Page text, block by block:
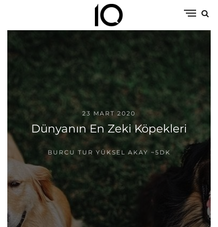
23 MART 2020
Dünyanın En Zeki Köpekleri
BURCU TUR YÜKSEL AKAY ~5DK